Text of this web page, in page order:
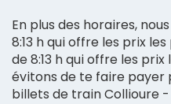
En plus des horaires,
8:13 h qui offre les prix
de 8:13 h qui offre les prix
évitons de te faire payer
billets de train Collioure